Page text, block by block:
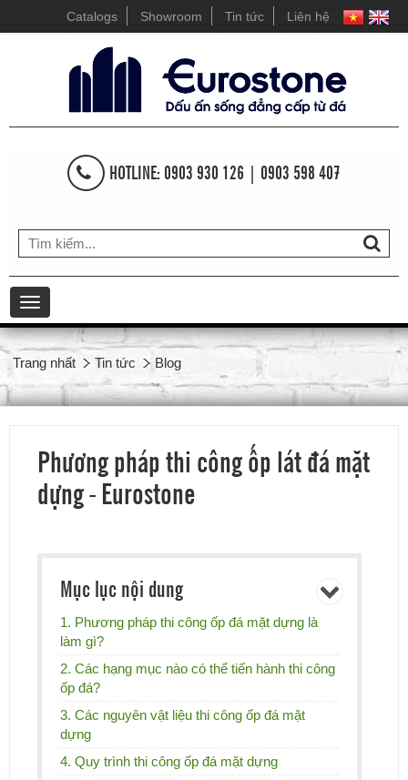
Catalogs Showroom Tin tức Liên hệ
HOTLINE: 0903 930 126 | 0903 598 407
Toggle
navigation
Trang nhất Tin tức Blog
Phương pháp thi công ốp lát đá mặt
dựng - Eurostone
Mục lục nội dung
1. Phương pháp thi công ốp đá mặt dựng là
làm gì?
2. Các hạng mục nào có thể tiến hành thi công
ốp đá?
3. Các nguyên vật liệu thi công ốp đá mặt
dựng
4. Quy trình thi công ốp đá mặt dựng